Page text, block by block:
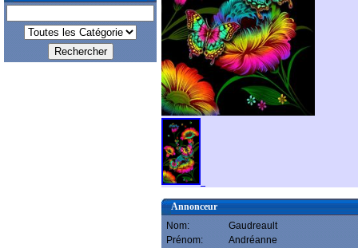
Annonceur
Nom:
Gaudreault
Prénom:
Andréanne